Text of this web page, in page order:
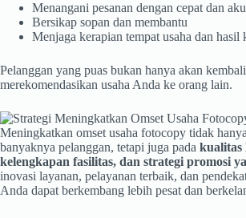
Menangani pesanan dengan cepat dan
Bersikap sopan dan membantu
Menjaga kerapian tempat usaha dan hasil
Pelanggan yang puas bukan hanya akan
merekomendasikan usaha Anda ke orang lain.
Meningkatkan omset usaha fotocopy tidak
banyaknya pelanggan, tetapi juga pada kualitas
kelengkapan fasilitas, dan strategi promosi
inovasi layanan, pelayanan terbaik, dan
Anda dapat berkembang lebih pesat dan